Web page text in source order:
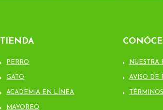
TIENDA
PERRO
GATO
ACADEMIA EN LÍNEA
MAYOREO
NUESTRA
AVISO DE